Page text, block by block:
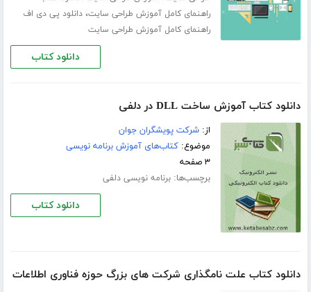
راهنمای کامل آموزش طراحی سایت،دانلود پی دی اف
راهنمای کامل آموزش طراحی سایت
دانلود کتاب
دانلود کتاب آموزش ساخت DLL در دلفی
از:شرکت پویشگران جوان
موضوع:کتاب‌های آموزش برنامه نویسی
۳ صفحه
برچسب‌ها:برنامه نویسی دلفی
دانلود کتاب
دانلود کتاب علت نامگذاری شرکت های بزرگ حوزه فناوری اطلاعات